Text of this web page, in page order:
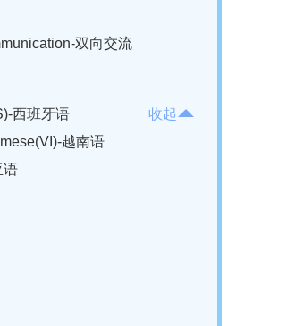
双向交流
西班牙语
越南语
语
收起